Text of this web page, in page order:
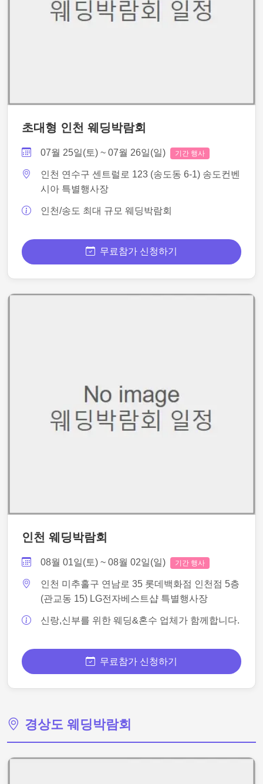
초대형 인천 웨딩박람회
07월 25일(토) ~ 07월 26일(일) 기간 행사
인천 연수구 센트럴로 123 (송도동 6-1) 송도컨벤
시아 특별행사장
인천/송도 최대 규모 웨딩박람회
무료참가 신청하기
인천 웨딩박람회
08월 01일(토) ~ 08월 02일(일) 기간 행사
인천 미추홀구 연남로 35 롯데백화점 인천점 5층
(관교동 15) LG전자베스트샵 특별행사장
신랑,신부를 위한 웨딩&혼수 업체가 함께합니다.
무료참가 신청하기
경상도 웨딩박람회